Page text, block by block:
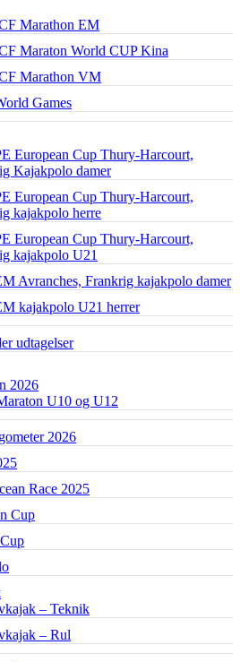
Marathon EM
Maraton World CUP Kina
Marathon VM
Games
European Cup Thury-Harcourt,
Kajakpolo damer
European Cup Thury-Harcourt,
kajakpolo herre
European Cup Thury-Harcourt,
kajakpolo U21
Avranches, Frankrig kajakpolo damer
kajakpolo U21 herrer
udtagelser
2026
U10 og U12
2026
Race 2025
Cup
– Teknik
– Rul